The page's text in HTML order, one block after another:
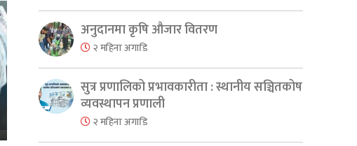
अनुदानमा कृषि औजार वितरण
२ महिना अगाडि
सुत्र प्रणालिको प्रभावकारीता : स्थानीय सञ्चितकोष
व्यवस्थापन प्रणाली
२ महिना अगाडि